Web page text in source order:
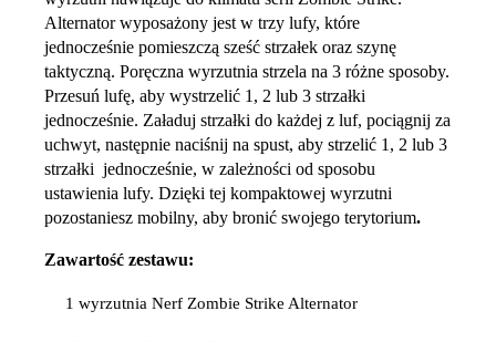
Alternator wyposażony jest w trzy lufy, które
jednocześnie pomieszczą sześć strzałek oraz szynę
taktyczną. Poręczna wyrzutnia strzela na 3 różne sposoby.
Przesuń lufę, aby wystrzelić 1, 2 lub 3 strzałki
jednocześnie. Załaduj strzałki do każdej z luf, pociągnij za
uchwyt, następnie naciśnij na spust, aby strzelić 1, 2 lub 3
strzałki jednocześnie, w zależności od sposobu
ustawienia lufy. Dzięki tej kompaktowej wyrzutni
pozostaniesz mobilny, aby bronić swojego terytorium.
Zawartość zestawu:
1 wyrzutnia Nerf Zombie Strike Alternator